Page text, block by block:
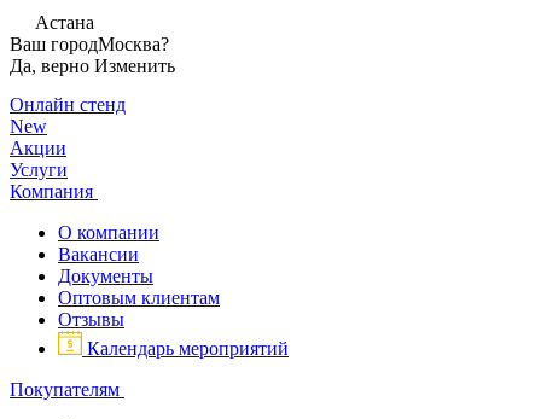
Астана
Ваш городМосква?
Да, верно Изменить
Онлайн стенд
New
Акции
Услуги
Компания
О компании
Вакансии
Документы
Оптовым клиентам
Отзывы
Календарь мероприятий
Покупателям